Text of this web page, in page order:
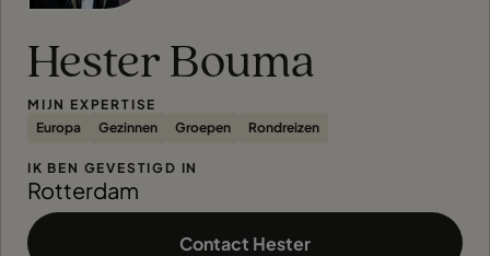
Inspiratie
Hotels
Inloggen myTC
Change Location
Hester Bouma
MIJN EXPERTISE
Europa
Gezinnen Groepen Rondreizen
IK BEN GEVESTIGD IN
Rotterdam
Contact Hester